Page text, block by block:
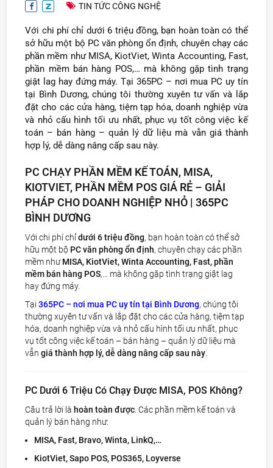
TIN TỨC CÔNG NGHỆ
Với chi phí chỉ dưới 6 triệu đồng, bạn hoàn toàn có thể
sở hữu một bộ PC văn phòng ổn định, chuyên chạy các
phần mềm như MISA, KiotViet, Winta Accounting, Fast,
phần mềm bán hàng POS,… mà không gặp tình trạng
giật lag hay đứng máy. Tại 365PC – nơi mua PC uy tín
tại Bình Dương, chúng tôi thường xuyên tư vấn và lắp
đặt cho các cửa hàng, tiệm tạp hóa, doanh nghiệp vừa
và nhỏ cấu hình tối ưu nhất, phục vụ tốt công việc kế
toán – bán hàng – quản lý dữ liệu mà vẫn giá thành
hợp lý, dễ dàng nâng cấp sau này.
PC CHẠY PHẦN MỀM KẾ TOÁN, MISA,
KIOTVIET, PHẦN MỀM POS GIÁ RẺ – GIẢI
PHÁP CHO DOANH NGHIỆP NHỎ | 365PC
BÌNH DƯƠNG
Với chi phí chỉdưới 6 triệu đồng, bạn hoàn toàn có thể sở
hữu một bộ PC văn phòng ổn định, chuyên chạy các phần
mềm nhưMISA, KiotViet, Winta Accounting, Fast, phần
mềm bán hàng POS,… mà không gặp tình trạng giật lag
hay đứng máy.
Tại365PC – nơi mua PC uy tín tại Bình Dương, chúng tôi
thường xuyên tư vấn và lắp đặt cho các cửa hàng, tiệm tạp
hóa, doanh nghiệp vừa và nhỏ cấu hình tối ưu nhất, phục
vụ tốt công việc kế toán – bán hàng – quản lý dữ liệu mà
vẫngiá thành hợp lý, dễ dàng nâng cấp sau này
PC Dưới 6 Triệu Có Chạy Được MISA, POS Không?
Câu trả lời là hoàn toàn được . Các phần mềm kế toán và
quản lý bán hàng như:
MISA, Fast, Bravo, Winta, LinkQ,…
KiotViet, Sapo POS, POS365, Loyverse